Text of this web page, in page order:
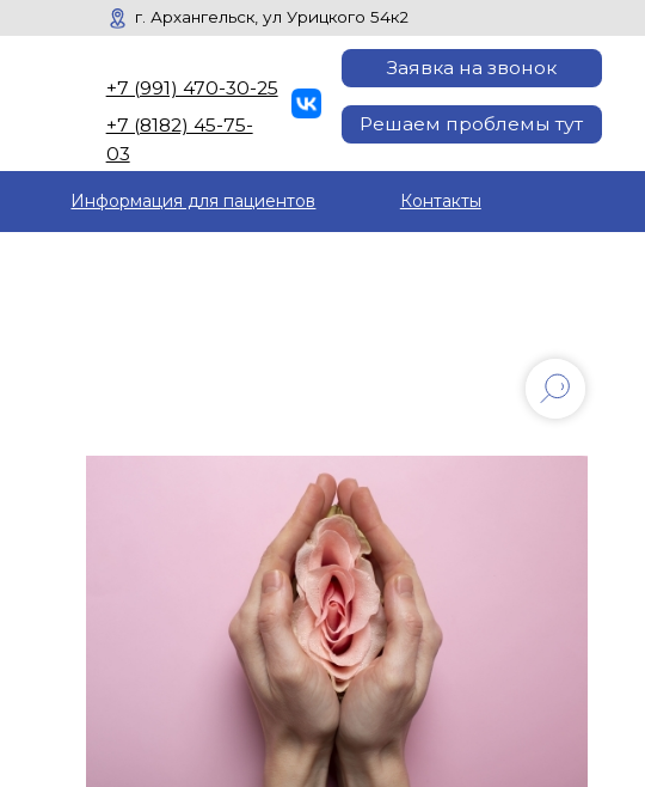
Заявка на звонок
Решаем проблемы тут
г. Архангельск, ул Урицкого 54к2
+7 (991) 470-30-25
Информация для пациентов Контакты